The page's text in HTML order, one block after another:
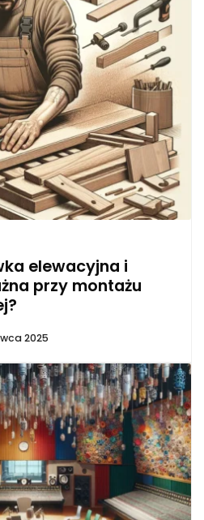
elewacyjna i
przy montażu
2025